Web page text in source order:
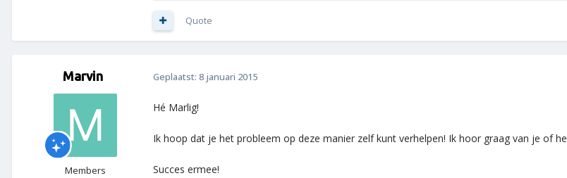
Quote
Marvin
Members
Geplaatst: 8 januari 2015
Hé Marlig!
Ik hoop dat je het probleem op deze manier zelf kunt verhelpen! Ik hoor graag van je of
Succes ermee!